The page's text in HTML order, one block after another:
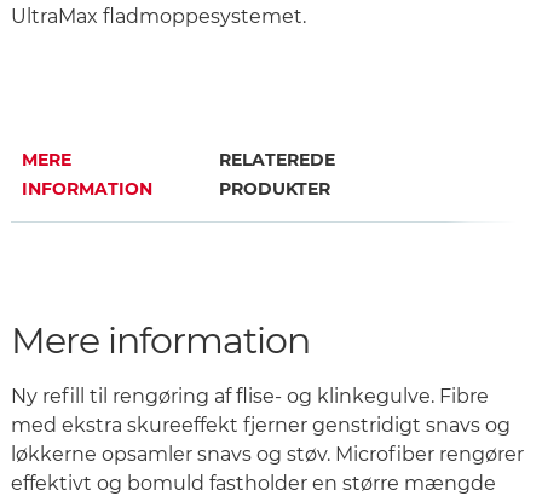
UltraMax fladmoppesystemet.
MERE
INFORMATION
RELATEREDE
PRODUKTER
Mere information
Ny refill til rengøring af flise- og klinkegulve. Fibre
med ekstra skureeffekt fjerner genstridigt snavs og
løkkerne opsamler snavs og støv. Microfiber rengører
effektivt og bomuld fastholder en større mængde